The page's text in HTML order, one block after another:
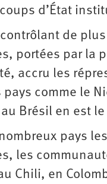
d’État
de
portées par la
accru les
comme le
Brésil en est
pays
les
Chili, en